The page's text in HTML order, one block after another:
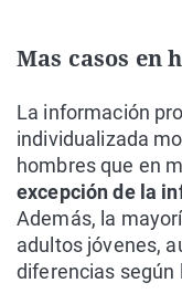
Mas casos en
La información
individualizada
hombres que en
excepción de la
Además, la
adultos jóvenes,
diferencias según